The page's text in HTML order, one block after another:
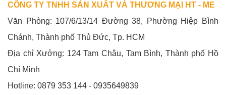
CÔNG TY TNHH SẢN XUẤT VÀ THƯƠNG MẠI HT - ME
Văn Phòng: 107/6/13/14 Đường 38, Phường Hiệp Bình
Chánh, Thành phố Thủ Đức, Tp. HCM
Địa chỉ Xưởng: 124 Tam Châu, Tam Bình, Thành phố Hồ
Chí Minh
Hotline: 0879 353 144 - 0935649839